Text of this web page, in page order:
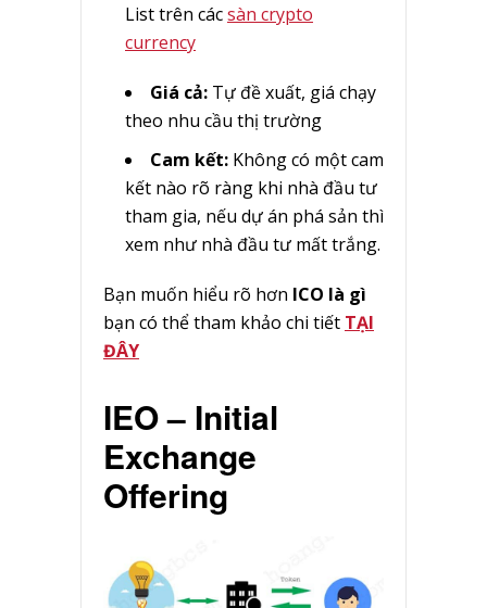
List trên cácsàn crypto
currency
Giá cả: Tự đề xuất, giá chạy
theo nhu cầu thị trường
Cam kết: Không có một cam
kết nào rõ ràng khi nhà đầu tư
tham gia, nếu dự án phá sản thì
xem như nhà đầu tư mất trắng.
Bạn muốn hiểu rõ hơn ICO là gì
bạn có thể tham khảo chi tiết TẠI
ĐÂY
IEO – Initial
Exchange
Offering